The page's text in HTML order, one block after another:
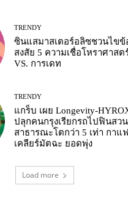
TRENDY
ซินแสมาสเตอร์อลิซชวนไขข้
สงสัย 5 ความเชื่อโหราศาสต
VS. การเดท
TRENDY
แกร็บ เผย Longevity-
ปลุกคนกรุงเรียกรถไปฟินสวน
สาธารณะโตกว่า 5 เท่า กาแ
เคลียร์มัตฉะ ยอดพุ่ง
Load more